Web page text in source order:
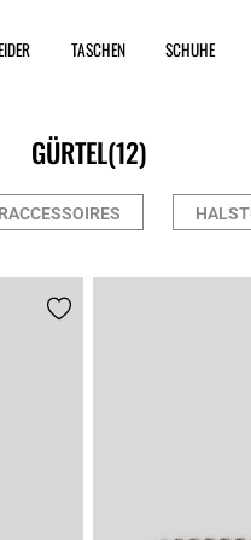
TASCHEN SCHUHE
GÜRTEL(12)